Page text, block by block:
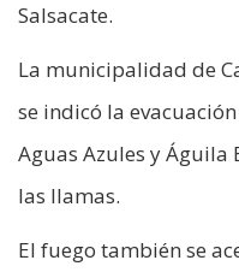
Salsacate.
La municipalidad de
se indicó la
Aguas Azules y
las llamas.
El fuego también se